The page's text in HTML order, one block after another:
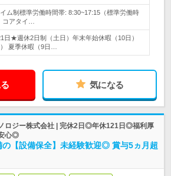
ム制標準労働時間帯: 8:30~17:15（標準労働時
コアタイ…
日★週休2日制（土日）年末年始休暇（10日）
夏季休暇（9日…
気になる
ロジー株式会社 | 完休2日◎年休121日◎福利厚
心◎
【設備保全】未経験歓迎◎ 賞与5ヵ月超